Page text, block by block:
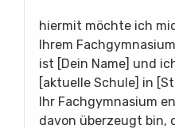
hiermit möchte ich
Ihrem
ist [Dein Name] und
[aktuelle Schule] in
Ihr Fachgymnasium
davon überzeugt bin,